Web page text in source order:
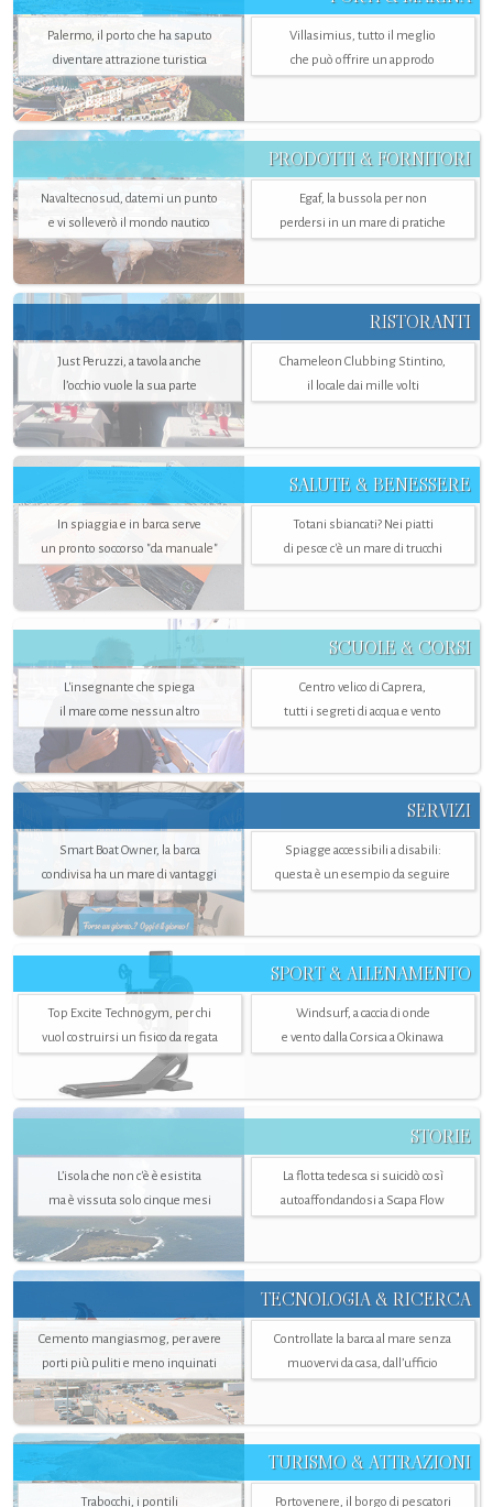
Palermo, il porto che ha saputo
diventare attrazione turistica
Villasimius, tutto il meglio
che può offrire un approdo
PRODOTTI & FORNITORI
Navaltecnosud, datemi un punto
e vi solleverò il mondo nautico
Egaf, la bussola per non
perdersi in un mare di pratiche
RISTORANTI
Just Peruzzi, a tavola anche
l’occhio vuole la sua parte
Chameleon Clubbing Stintino,
il locale dai mille volti
SALUTE & BENESSERE
In spiaggia e in barca serve
un pronto soccorso "da manuale"
Totani sbiancati? Nei piatti
di pesce c'è un mare di trucchi
SCUOLE & CORSI
L'insegnante che spiega
il mare come nessun altro
Centro velico di Caprera,
tutti i segreti di acqua e vento
SERVIZI
Smart Boat Owner, la barca
condivisa ha un mare di vantaggi
Spiagge accessibili a disabili:
questa è un esempio da seguire
SPORT & ALLENAMENTO
Top Excite Technogym, per chi
vuol costruirsi un fisico da regata
Windsurf, a caccia di onde
e vento dalla Corsica a Okinawa
STORIE
L’isola che non c'è è esistita
ma è vissuta solo cinque mesi
La flotta tedesca si suicidò così
autoaffondandosi a Scapa Flow
TECNOLOGIA & RICERCA
Cemento mangiasmog, per avere
porti più puliti e meno inquinati
Controllate la barca al mare senza
muovervi da casa, dall’ufficio
TURISMO & ATTRAZIONI
Trabocchi, i pontili
Portovenere, il borgo di pescatori